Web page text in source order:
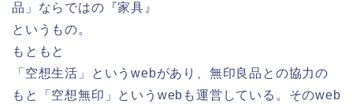
品」ならではの『家具』
というもの。
もともと
「空想生活」というwebがあり、無印良品との協力の
もと「空想無印」というwebも運営している。そのweb